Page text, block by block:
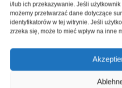
i/lub ich przekazywanie. Jeśli
możemy przetwarzać dane dotyczące
identyfikatorów w tej witrynie. Jeśli
zrzeka się, może to mieć wpływ na inne